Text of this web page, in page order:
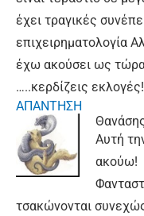
έχει τραγικές
επιχειρηματολογία
έχω ακούσει ως
…..κερδίζεις
ΑΠΑΝΤΗΣΗ
Αυτή
ακούω!
τσακώνονται